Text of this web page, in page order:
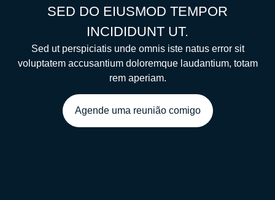
SED DO EIUSMOD TEMPOR
INCIDIDUNT UT.
Sed ut perspiciatis unde omnis iste natus error sit
voluptatem accusantium doloremque laudantium, totam
rem aperiam.
Agende uma reunião comigo